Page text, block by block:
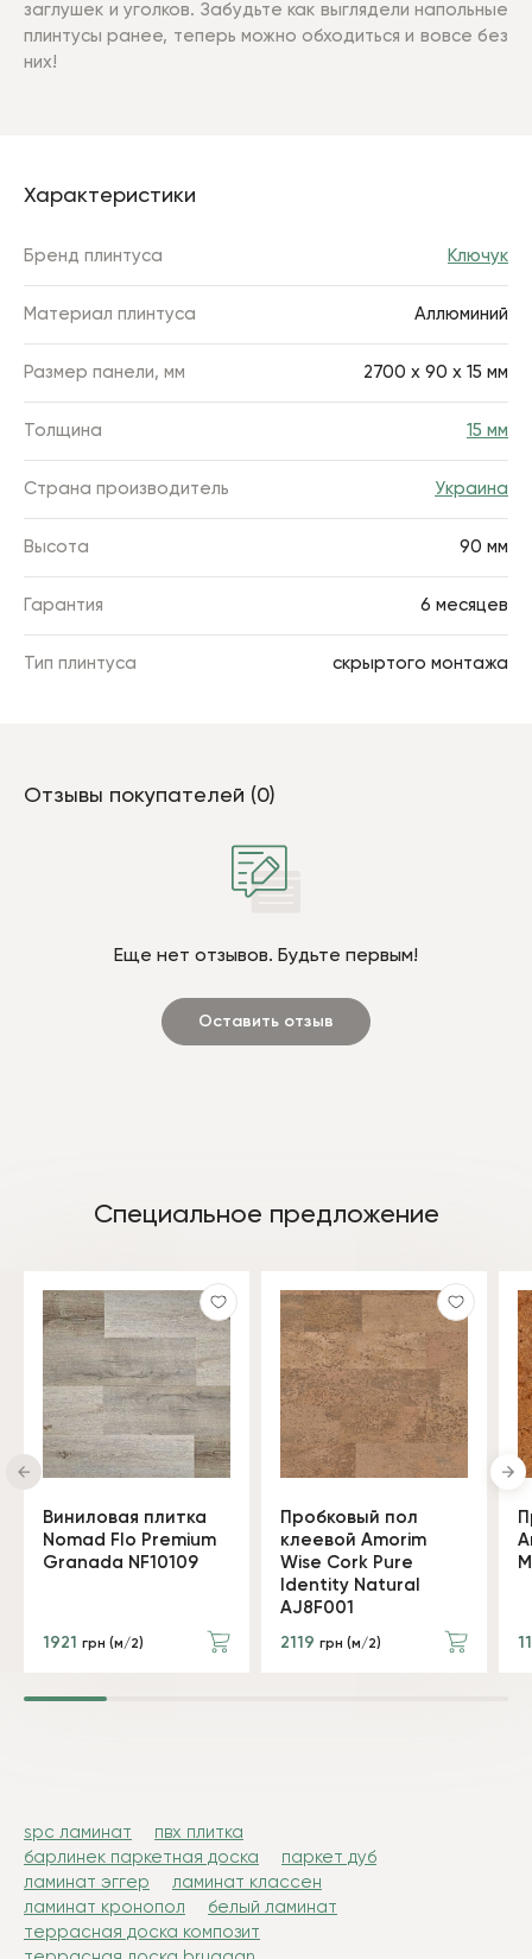
заглушек и уголков. Забудьте как выглядели напольные
плинтусы ранее, теперь можно обходиться и вовсе без
них!
Характеристики
Бренд плинтуса Ключук
Материал плинтуса Аллюминий
Размер панели, мм 2700 х 90 х 15 мм
Толщина 15 мм
Страна производитель Украина
Высота 90 мм
Гарантия 6 месяцев
Тип плинтуса скрыртого монтажа
Отзывы покупателей (0)
Еще нет отзывов. Будьте первым!
Оставить отзыв
Специальное предложение
Виниловая плитка
Nomad Flo Premium
Granada NF10109
1921 грн (м/2)
Пробковый пол
клеевой Amorim
Wise Cork Pure
Identity Natural
AJ8F001
2119 грн (м/2)
spc ламинат
пвх плитка
барлинек паркетная доска
паркет дуб
ламинат эггер
ламинат классен
ламинат кронопол
белый ламинат
террасная доска композит